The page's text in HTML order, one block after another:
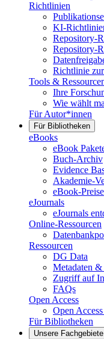
Richtlinien
KI-
Repository-
Repository-
Richtlinie
Tools &
Ihre
Wie wählt
Für Autor*innen
Für Bibliotheken
eBooks
eBook
Buch-Archiv
Evidence
Akademie-
eBook-Preise
eJournals
eJournals
Online-Ressourcen
Ressourcen
DG Data
Metadaten
Zugriff auf
FAQs
Open Access
Open
Für Bibliotheken
Unsere Fachgebiete